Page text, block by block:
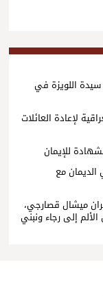
اللويزة في
لإعادة العائلات
للإيمان
مع
ميشال قصارجي،
إلى رجاء ونبني